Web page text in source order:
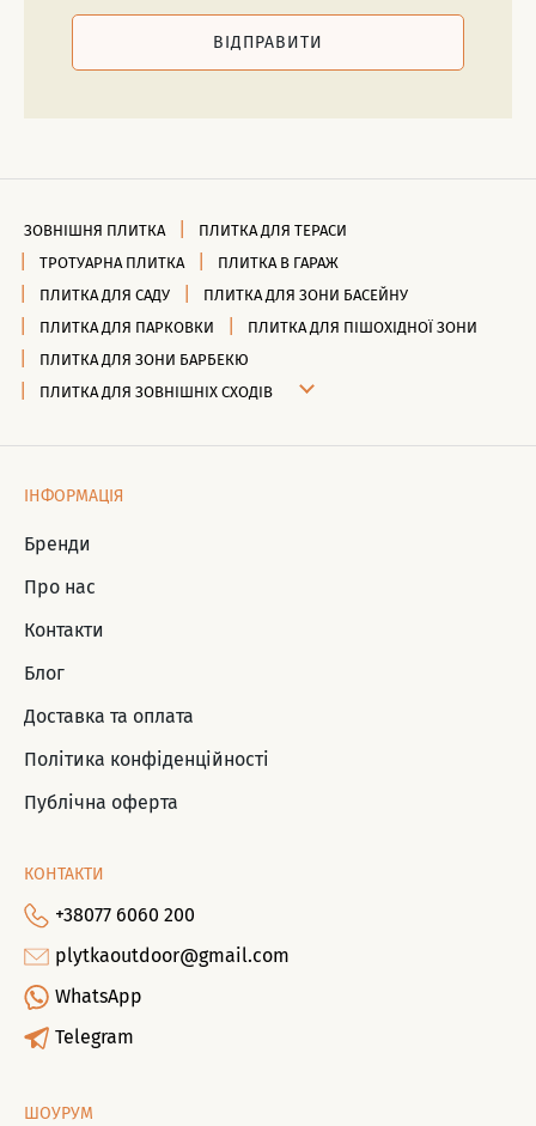
ВІДПРАВИТИ
ЗОВНІШНЯ ПЛИТКА
ПЛИТКА ДЛЯ ТЕРАСИ
ТРОТУАРНА ПЛИТКА
ПЛИТКА В ГАРАЖ
ПЛИТКА ДЛЯ САДУ
ПЛИТКА ДЛЯ ЗОНИ БАСЕЙНУ
ПЛИТКА ДЛЯ ПАРКОВКИ
ПЛИТКА ДЛЯ ПІШОХІДНОЇ ЗОНИ
ПЛИТКА ДЛЯ ЗОНИ БАРБЕКЮ
ПЛИТКА ДЛЯ ЗОВНІШНІХ СХОДІВ
ІНФОРМАЦІЯ
Бренди
Про нас
Контакти
Блог
Доставка та оплата
Політика конфіденційності
Публічна оферта
КОНТАКТИ
+38077 6060 200
plytkaoutdoor@gmail.com
WhatsApp
Telegram
ШОУРУМ